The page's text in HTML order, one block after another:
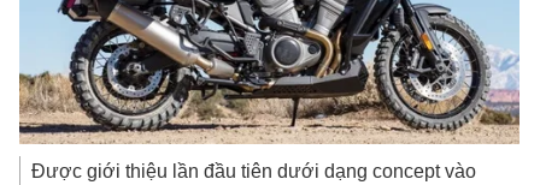
Được giới thiệu lần đầu tiên dưới dạng concept vào